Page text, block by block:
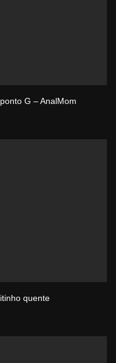
G – AnalMom
quente